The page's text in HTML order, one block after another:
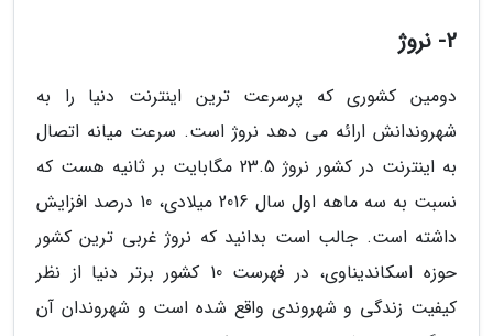
2- نروژ
دومین کشوری که پرسرعت ترین اینترنت دنیا را به
شهروندانش ارائه می دهد نروژ است. سرعت میانه اتصال
به اینترنت در کشور نروژ 23.5 مگابایت بر ثانیه هست که
نسبت به سه ماهه اول سال 2016 میلادی، 10 درصد افزایش
داشته است. جالب است بدانید که نروژ غربی ترین کشور
حوزه اسکاندیناوی، در فهرست 10 کشور برتر دنیا از نظر
کیفیت زندگی و شهروندی واقع شده است و شهروندان آن